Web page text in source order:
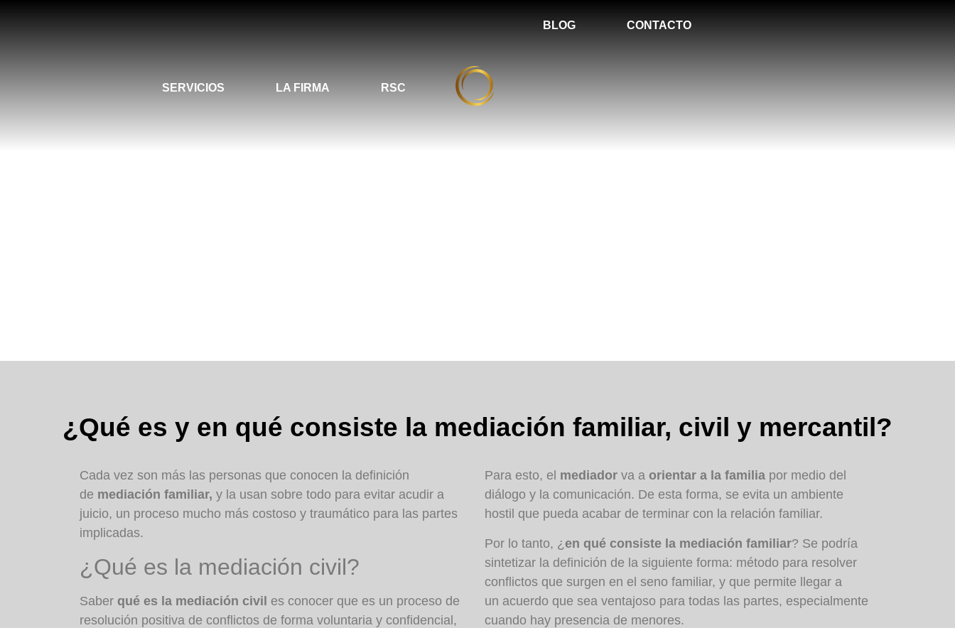
SERVICIOS LA FIRMA RSC
BLOG CONTACTO
¿Qué es y en qué consiste la mediación familiar, civil y mercantil?
Cada vez son más las personas que conocen la definición
de mediación familiar, y la usan sobre todo para evitar acudir a
juicio, un proceso mucho más costoso y traumático para las partes
implicadas.
¿Qué es la mediación civil?
Saber qué es la mediación civil es conocer que es un proceso de
resolución positiva de conflictos de forma voluntaria y confidencial,
Para esto, el mediador va a orientar a la familia por medio del
diálogo y la comunicación. De esta forma, se evita un ambiente
hostil que pueda acabar de terminar con la relación familiar.
Por lo tanto, ¿ en qué consiste la mediación familiar? Se podría
sintetizar la definición de la siguiente forma: método para resolver
conflictos que surgen en el seno familiar, y que permite llegar a
un acuerdo que sea ventajoso para todas las partes, especialmente
cuando hay presencia de menores.